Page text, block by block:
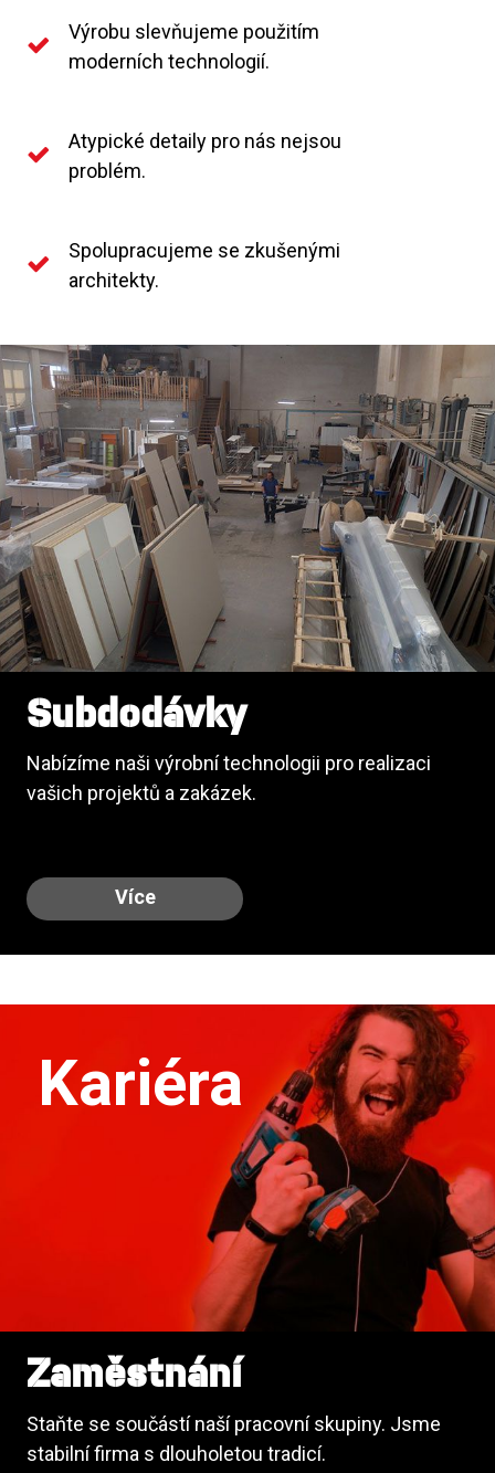
Výrobu slevňujeme použitím
moderních technologií.
Atypické detaily pro nás nejsou
problém.
Spolupracujeme se zkušenými
architekty.
Subdodávky
Nabízíme naši výrobní technologii pro realizaci
vašich projektů a zakázek.
Více
Kariéra
Zaměstnání
Staňte se součástí naší pracovní skupiny. Jsme
stabilní firma s dlouholetou tradicí.